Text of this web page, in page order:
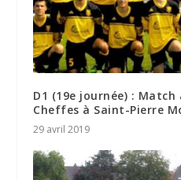
D1 (19e journée) :
Cheffes à Saint-Pierre
29 avril 2019